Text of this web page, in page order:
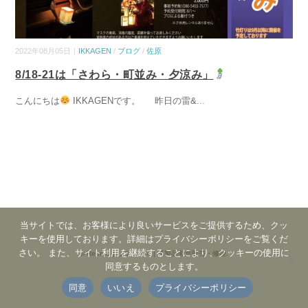
2022年08月05日｜ IKKAGEN / ブログ /佐原
8/18-21は「さわら・町並み・夕涼み」
こんにちは IKKAGENです。 昨日の雷&
©Reprise | リプリーズ | 革製品製造販売・修理
当サイトでは、お客様により良いサービスをご提供するため、クッ
キーを使用しております。詳細はプライバシーポリシーをご覧くだ
さい。 また、サイト利用を継続することにより、クッキーの使用に
同意するものとします。
同意
いいえ プライバシーポリシー